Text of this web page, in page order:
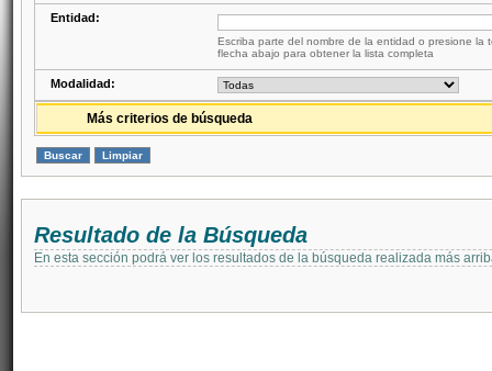
Entidad:
Escriba parte del nombre de la entidad o presione la
flecha abajo para obtener la lista completa
Modalidad:
Más criterios de búsqueda
Resultado de la Búsqueda
En esta sección podrá ver los resultados de la búsqueda realizada más